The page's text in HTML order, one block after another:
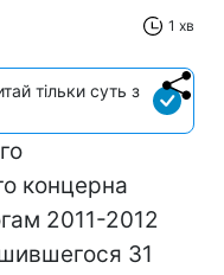
1 хв
тільки суть з
концерна
2011-2012
31